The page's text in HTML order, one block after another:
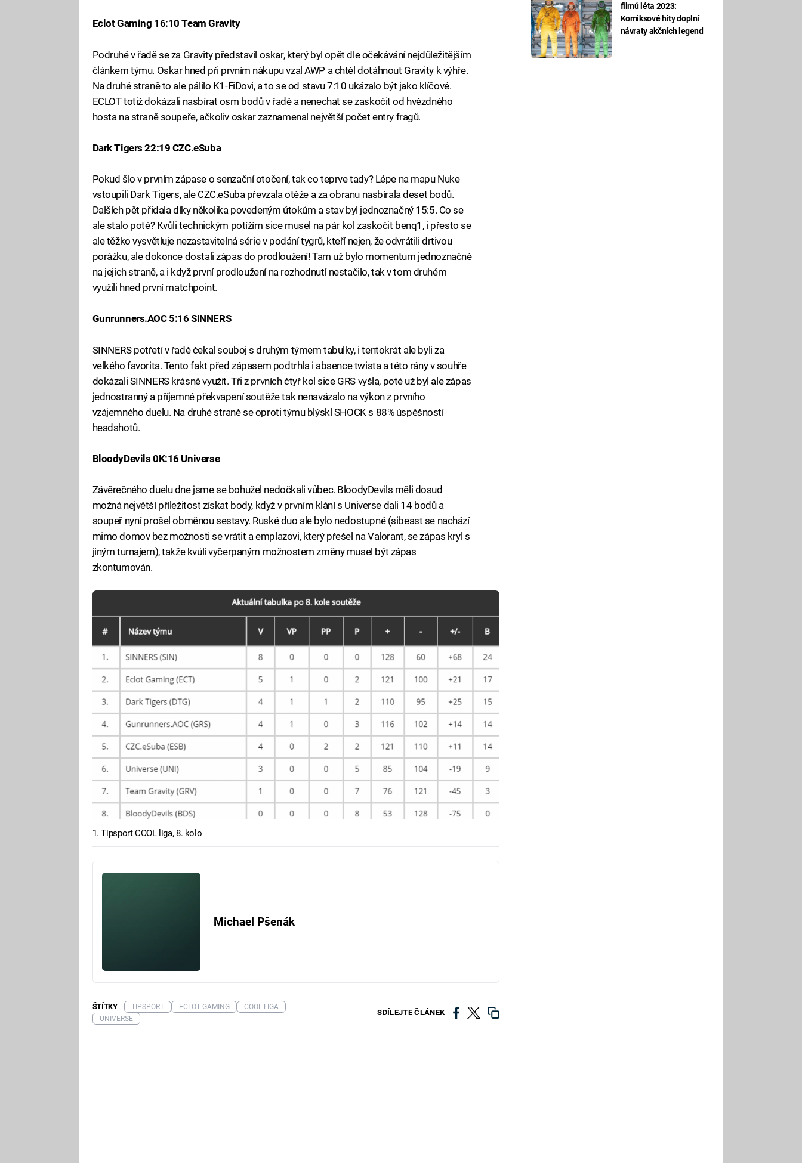
filmů léta 2023:
Komiksové hity doplní
návraty akčních legend
Eclot Gaming 16:10 Team Gravity
Podruhé v řadě se za Gravity představil oskar, který byl opět dle očekávání nejdůležitějším
článkem týmu. Oskar hned při prvním nákupu vzal AWP a chtěl dotáhnout Gravity k výhře.
Na druhé straně to ale pálilo K1-FiDovi, a to se od stavu 7:10 ukázalo být jako klíčové.
ECLOT totiž dokázali nasbírat osm bodů v řadě a nenechat se zaskočit od hvězdného
hosta na straně soupeře, ačkoliv oskar zaznamenal největší počet entry fragů.
Dark Tigers 22:19 CZC.eSuba
Pokud šlo v prvním zápase o senzační otočení, tak co teprve tady? Lépe na mapu Nuke
vstoupili Dark Tigers, ale CZC.eSuba převzala otěže a za obranu nasbírala deset bodů.
Dalších pět přidala díky několika povedeným útokům a stav byl jednoznačný 15:5. Co se
ale stalo poté? Kvůli technickým potížím sice musel na pár kol zaskočit benq1, i přesto se
ale těžko vysvětluje nezastavitelná série v podání tygrů, kteří nejen, že odvrátili drtivou
porážku, ale dokonce dostali zápas do prodloužení! Tam už bylo momentum jednoznačně
na jejich straně, a i když první prodloužení na rozhodnutí nestačilo, tak v tom druhém
využili hned první matchpoint.
Gunrunners.AOC 5:16 SINNERS
SINNERS potřetí v řadě čekal souboj s druhým týmem tabulky, i tentokrát ale byli za
velkého favorita. Tento fakt před zápasem podtrhla i absence twista a této rány v souhře
dokázali SINNERS krásně využít. Tři z prvních čtyř kol sice GRS vyšla, poté už byl ale zápas
jednostranný a příjemné překvapení soutěže tak nenavázalo na výkon z prvního
vzájemného duelu. Na druhé straně se oproti týmu blýskl SHOCK s 88% úspěšností
headshotů.
BloodyDevils 0K:16 Universe
Závěrečného duelu dne jsme se bohužel nedočkali vůbec. BloodyDevils měli dosud
možná největší příležitost získat body, když v prvním klání s Universe dali 14 bodů a
soupeř nyní prošel obměnou sestavy. Ruské duo ale bylo nedostupné (sibeast se nachází
mimo domov bez možnosti se vrátit a emplazovi, který přešel na Valorant, se zápas kryl s
jiným turnajem), takže kvůli vyčerpaným možnostem změny musel být zápas
zkontumován.
1. Tipsport COOL liga, 8. kolo
Michael Pšenák
SDÍLEJTE ČLÁNEK
ŠTÍTKY TIPSPORT ECLOT GAMING
COOL LIGA
UNIVERSE